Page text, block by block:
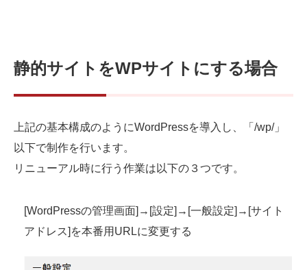
静的サイトをWPサイトにする場合
上記の基本構成のようにWordPressを導入し、「/wp/」
以下で制作を行います。
リニューアル時に行う作業は以下の３つです。
[WordPressの管理画面]→[設定]→[一般設定]→[サイト
アドレス]を本番用URLに変更する